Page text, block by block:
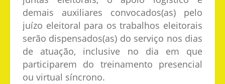
demais auxiliares convocados(as) pelo
juízo eleitoral para os trabalhos eleitorais
serão dispensados(as) do serviço nos dias
de atuação, inclusive no dia em que
participarem do treinamento presencial
ou virtual síncrono.